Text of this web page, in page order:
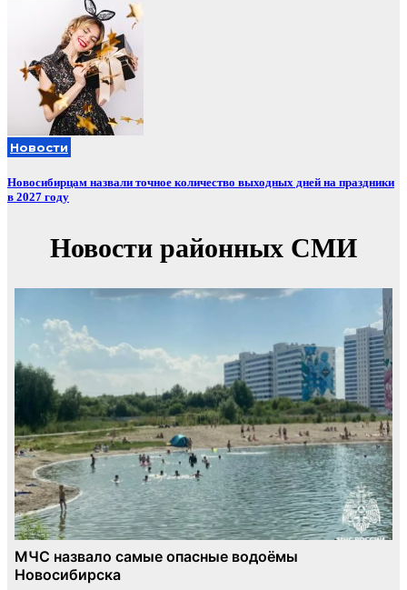
Новости
Новосибирцам назвали точное количество выходных дней на праздники
в 2027 году